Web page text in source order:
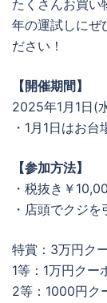
たくさんお買
年の運試しにぜ
ださい！
【開催期間】
2025年1月1日(
・1月1日はお台
【参加方法】
・税抜き￥
・店頭でクジを
特賞：3万円ク
1等：1万円クー
2等：1000円ク